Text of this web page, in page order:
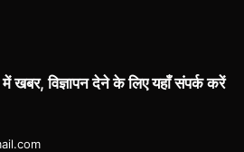
खबर, विज्ञापन देने के लिए यहाँ संपर्क करें